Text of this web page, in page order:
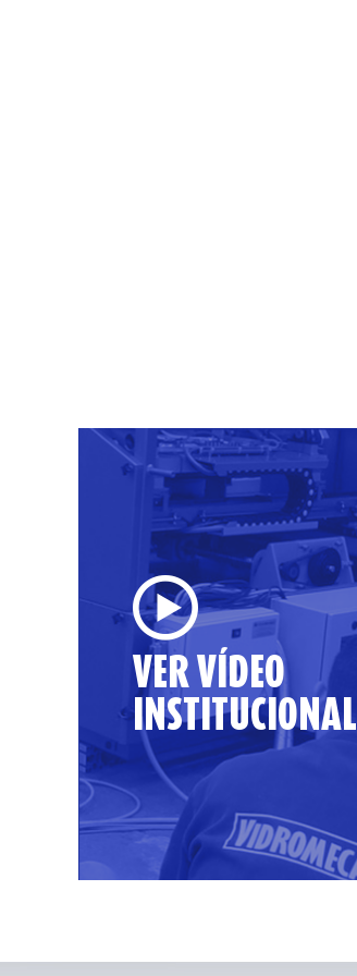
VER VÍDEO
INSTITUCIONAL